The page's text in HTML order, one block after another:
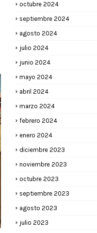
octubre 2024
septiembre 2024
agosto 2024
julio 2024
junio 2024
mayo 2024
abril 2024
marzo 2024
febrero 2024
enero 2024
diciembre 2023
noviembre 2023
octubre 2023
septiembre 2023
agosto 2023
julio 2023